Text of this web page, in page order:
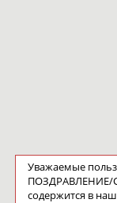
Уважаемые
ПОЗДРАВЛЕНИЕ/
содержится в